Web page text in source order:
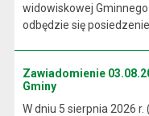
widowiskowej
odbędzie się
Zawiadomienie
Gminy
W dniu 5 sierpnia 2026